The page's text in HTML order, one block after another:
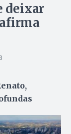
deixar